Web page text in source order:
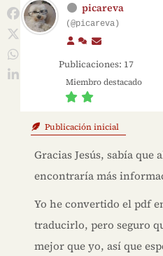
picareva
(@picareva)
Publicaciones: 17
Miembro destacado
Publicación inicial
Gracias Jesús, sabía que
encontraría más
Yo he convertido el pdf
traducirlo, pero seguro
mejor que yo, así que